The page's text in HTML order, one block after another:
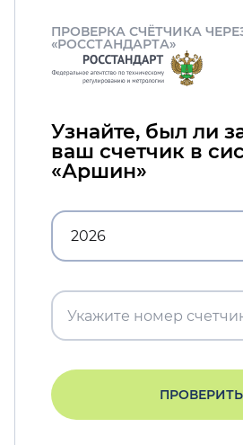
ПРОВЕРКА СЧЁТЧИКА
«РОССТАНДАРТА»
Узнайте, был ли
ваш счетчик в
«Аршин»
ПРОВЕРИТЬ